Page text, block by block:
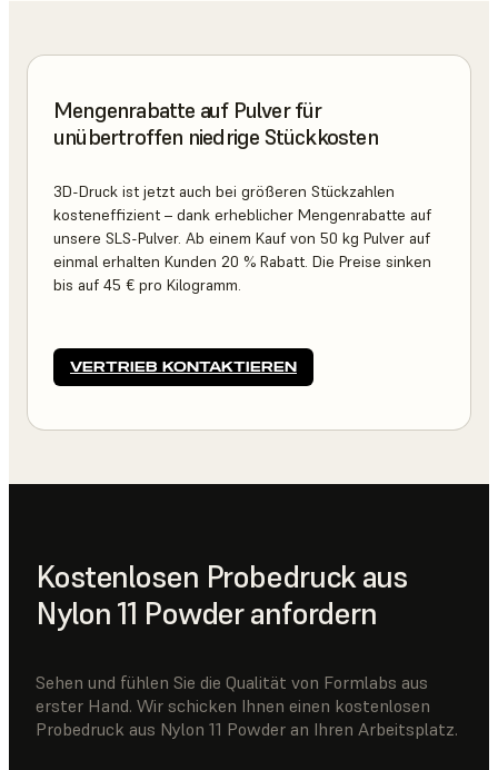
Mengenrabatte auf Pulver für
unübertroffen niedrige Stückkosten
3D-Druck ist jetzt auch bei größeren Stückzahlen
kosteneffizient – dank erheblicher Mengenrabatte auf
unsere SLS-Pulver. Ab einem Kauf von 50 kg Pulver auf
einmal erhalten Kunden 20 % Rabatt. Die Preise sinken
bis auf 45 € pro Kilogramm.
VERTRIEB KONTAKTIEREN
Kostenlosen Probedruck aus
Nylon 11 Powder anfordern
Sehen und fühlen Sie die Qualität von Formlabs aus
erster Hand. Wir schicken Ihnen einen kostenlosen
Probedruck aus Nylon 11 Powder an Ihren Arbeitsplatz.